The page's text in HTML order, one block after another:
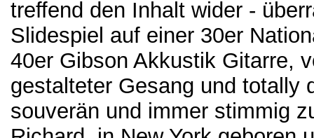
treffend den Inhalt wider -
Slidespiel auf einer 30er
40er Gibson Akkustik Gitarre,
gestalteter Gesang und totally
souverän und immer stimmig